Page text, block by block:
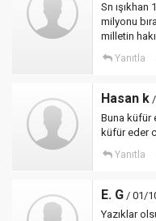
Sn ışıkhan
milyonu
milletin
Yanıtla
Hasan k
Buna küfür
küfür eder
Yanıtla
E. G / 01/
Yazıklar